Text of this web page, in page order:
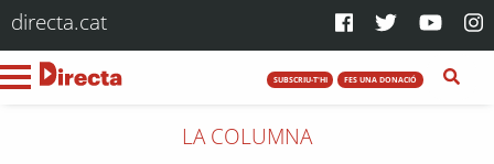
directa.cat
SUBSCRIU-T'HI FES UNA DONACIÓ
LA COLUMNA